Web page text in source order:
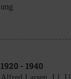
ung
1920 - 1940